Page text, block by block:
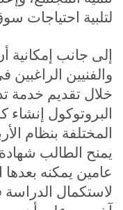
لتلبية احتياجات
إلى جانب إمكانية
والفنيين
خلال تقديم خدمة
البروتوكول
المختلفة بنظام
يمنح الطالب
عامين يمكنه بعدها
لاستكمال